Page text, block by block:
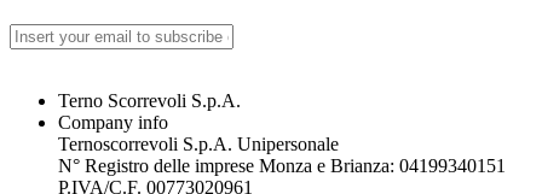
Terno Scorrevoli S.p.A.
Company info
Ternoscorrevoli S.p.A. Unipersonale
N° Registro delle imprese Monza e Brianza: 04199340151
P.IVA/C.F. 00773020961